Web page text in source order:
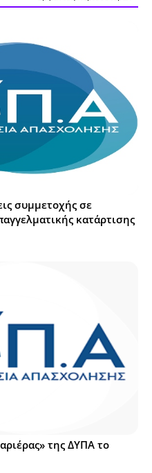
συμμετοχής σε
κατάρτισης
της ΔΥΠΑ το